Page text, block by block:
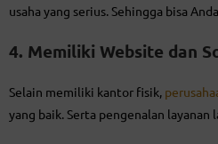
usaha yang serius. Sehingga bisa
4. Memiliki Website dan
Selain memiliki kantor fisik,
yang baik. Serta pengenalan layanan